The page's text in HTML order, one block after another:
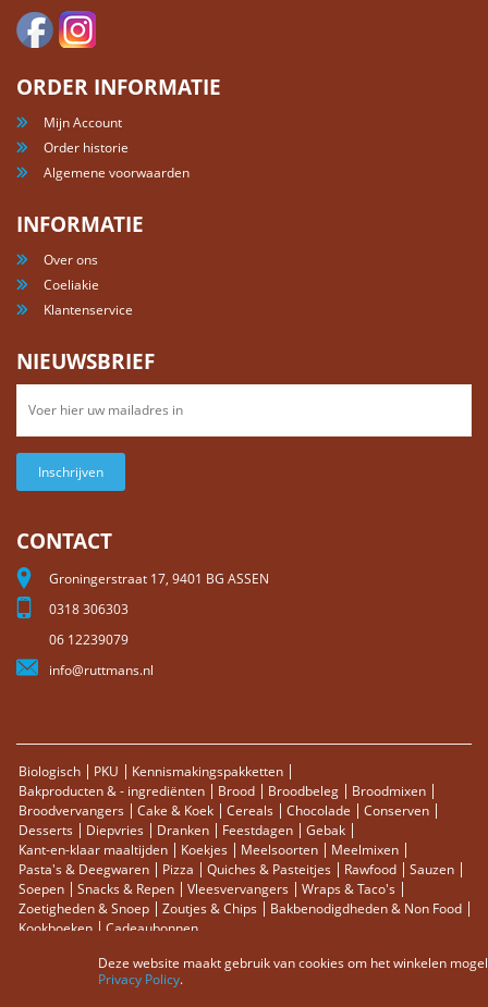
ORDER INFORMATIE
Mijn Account
Order historie
Algemene voorwaarden
INFORMATIE
Over ons
Coeliakie
Klantenservice
NIEUWSBRIEF
Inschrijven
CONTACT
Groningerstraat 17, 9401 BG ASSEN
0318 306303
06 12239079
info@ruttmans.nl
Biologisch PKU
Kennismakingspakketten
Bakproducten & - ingrediënten
Brood Broodbeleg
Broodmixen
Broodvervangers
Cake & Koek Cereals Chocolade
Conserven
Desserts
Diepvries Dranken Feestdagen
Gebak
Kant-en-klaar maaltijden
Koekjes Meelsoorten
Meelmixen
Pasta's & Deegwaren
Pizza Quiches & Pasteitjes Rawfood
Sauzen
Soepen
Snacks & Repen Vleesvervangers
Wraps & Taco's
Zoetigheden & Snoep
Zoutjes & Chips
Bakbenodigdheden & Non Food
Kookboeken
Cadeaubonnen
Zoektermen Zoeken
Deze website maakt gebruik van cookies om het winkelen
Privacy Policy.